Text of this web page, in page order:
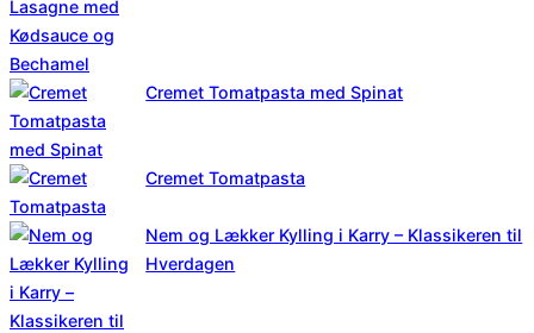
Cremet Tomatpasta med Spinat
Cremet Tomatpasta
Nem og Lækker Kylling i Karry – Klassikeren til
Hverdagen